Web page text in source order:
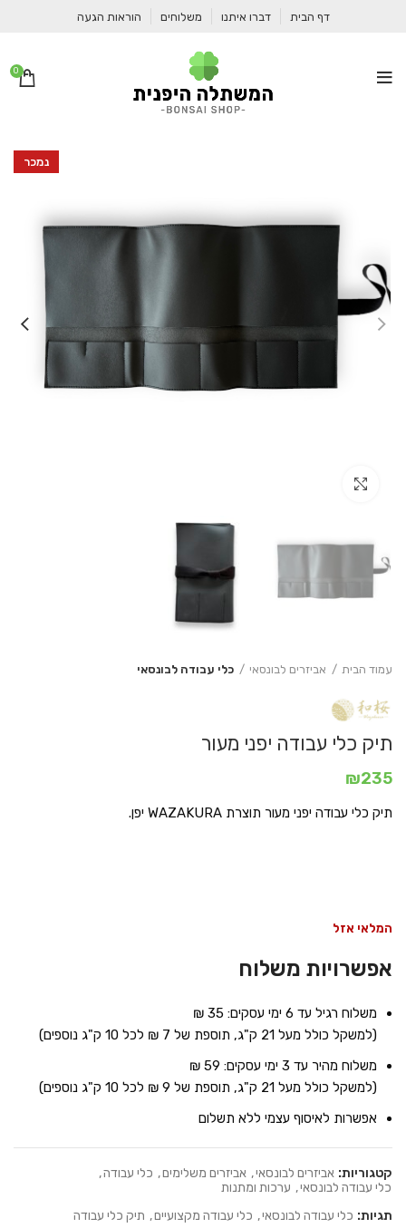
דף הבית דברו איתנו משלוחים הוראות הגעה
0
נמכר
עמוד הבית אביזרים לבונסאי כלי עבודה לבונסאי
תיק כלי עבודה יפני מעור
₪235
תיק כלי עבודה יפני מעור תוצרת WAZAKURA יפן.
המלאי אזל
אפשרויות משלוח
משלוח רגיל עד 6 ימי עסקים: 35 ₪
(למשקל כולל מעל 21 ק"ג, תוספת של 7 ₪ לכל 10 ק"ג נוספים)
משלוח מהיר עד 3 ימי עסקים: 59 ₪
(למשקל כולל מעל 21 ק"ג, תוספת של 9 ₪ לכל 10 ק"ג נוספים)
אפשרות לאיסוף עצמי ללא תשלום
קטגוריות: אביזרים לבונסאי, אביזרים משלימים, כלי עבודה,
כלי עבודה לבונסאי, ערכות ומתנות
תגיות: כלי עבודה לבונסאי, כלי עבודה מקצועיים, תיק כלי עבודה